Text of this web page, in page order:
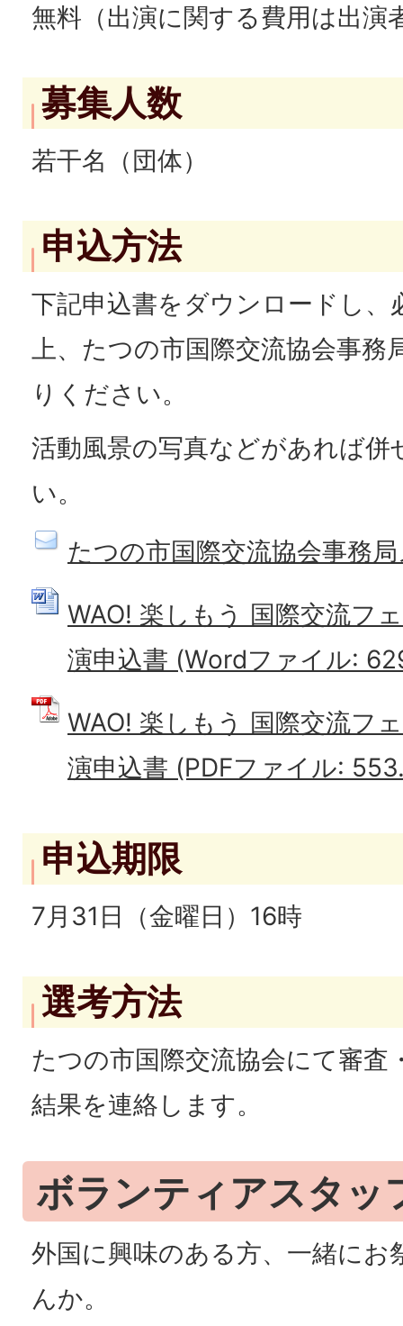
無料（出演に関する費用は出演
募集人数
若干名（団体）
申込方法
下記申込書をダウンロードし、
上、たつの市国際交流協会事務
りください。
活動風景の写真などがあれば併
い。
たつの市国際交流協会事務
WAO! 楽しもう 国際交流フ
演申込書 (Wordファイル:
WAO! 楽しもう 国際交流フ
演申込書 (PDFファイル:
申込期限
7月31日（金曜日）16時
選考方法
たつの市国際交流協会にて審査
結果を連絡します。
ボランティアスタッ
外国に興味のある方、一緒にお
んか。